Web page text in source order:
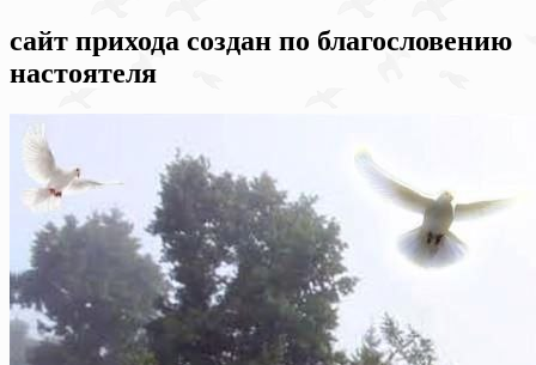
сайт прихода создан по благословению
настоятеля